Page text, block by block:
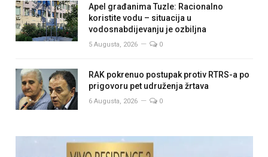
Apel građanima Tuzle: Racionalno
koristite vodu – situacija u
vodosnabdijevanju je ozbiljna
5 Augusta, 2026 0
RAK pokrenuo postupak protiv RTRS-a po
prigovoru pet udruženja žrtava
6 Augusta, 2026 0